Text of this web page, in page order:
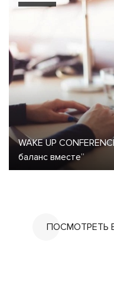
WAKE UP
баланс вместе”
ПОСМОТРЕТЬ